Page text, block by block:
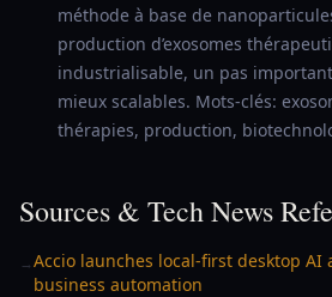
méthode à base de
production d’exosomes
industrialisable, un pas
mieux scalables. Mots-clés:
thérapies, production,
Sources & Tech News
→Accio launches local-first desktop
business automation